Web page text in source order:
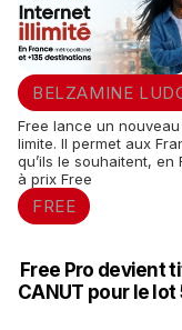
BELZAMINE
Free lance un
limite. Il permet aux
qu’ils le souhaitent,
à prix Free
FREE
Free Pro devient
CANUT pour le